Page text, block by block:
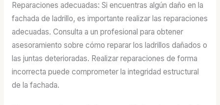
Reparaciones adecuadas: Si encuentras algún daño en la
fachada de ladrillo, es importante realizar las reparaciones
adecuadas. Consulta a un profesional para obtener
asesoramiento sobre cómo reparar los ladrillos dañados o
las juntas deterioradas. Realizar reparaciones de forma
incorrecta puede comprometer la integridad estructural
de la fachada.